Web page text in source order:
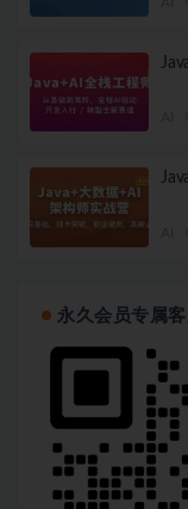
永久会员专属